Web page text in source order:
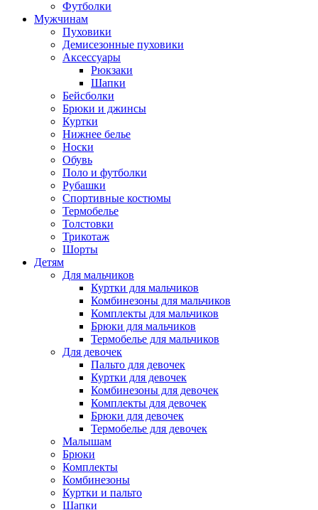
Футболки
Мужчинам
Пуховики
Демисезонные пуховики
Аксессуары
Рюкзаки
Шапки
Бейсболки
Брюки и джинсы
Куртки
Нижнее белье
Носки
Обувь
Поло и футболки
Рубашки
Спортивные костюмы
Термобелье
Толстовки
Трикотаж
Шорты
Детям
Для мальчиков
Куртки для мальчиков
Комбинезоны для мальчиков
Комплекты для мальчиков
Брюки для мальчиков
Термобелье для мальчиков
Для девочек
Пальто для девочек
Куртки для девочек
Комбинезоны для девочек
Комплекты для девочек
Брюки для девочек
Термобелье для девочек
Малышам
Брюки
Комплекты
Комбинезоны
Куртки и пальто
Шапки